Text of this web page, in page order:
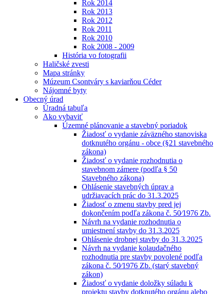
Rok 2014
Rok 2013
Rok 2012
Rok 2011
Rok 2010
Rok 2008 - 2009
História vo fotografii
Haličské zvesti
Mapa stránky
Múzeum Csontváry s kaviarňou Céder
Nájomné byty
Obecný úrad
Úradná tabuľa
Ako vybaviť
Územné plánovanie a stavebný poriadok
Žiadosť o vydanie záväzného stanoviska
dotknutého orgánu - obce (§21 stavebného
zákona)
Žiadosť o vydanie rozhodnutia o
stavebnom zámere (podľa § 50
Stavebného zákona)
Ohlásenie stavebných úprav a
udržiavacích prác do 31.3.2025
Žiadosť o zmenu stavby pred jej
dokončením podľa zákona č. 50⁄1976 Zb.
Návrh na vydanie rozhodnutia o
umiestnení stavby do 31.3.2025
Ohlásenie drobnej stavby do 31.3.2025
Návrh na vydanie kolaudačného
rozhodnutia pre stavby povolené podľa
zákona č. 50⁄1976 Zb. (starý stavebný
zákon)
Žiadosť o vydanie doložky súladu k
projektu stavby dotknutého orgánu alebo